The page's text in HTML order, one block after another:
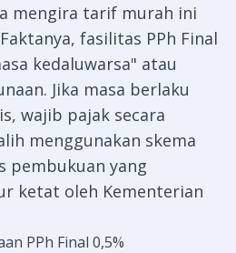
mengira tarif murah ini
fasilitas PPh Final
kedaluwarsa" atau
Jika masa berlaku
wajib pajak secara
menggunakan skema
pembukuan yang
ketat oleh Kementerian
PPh Final 0,5%